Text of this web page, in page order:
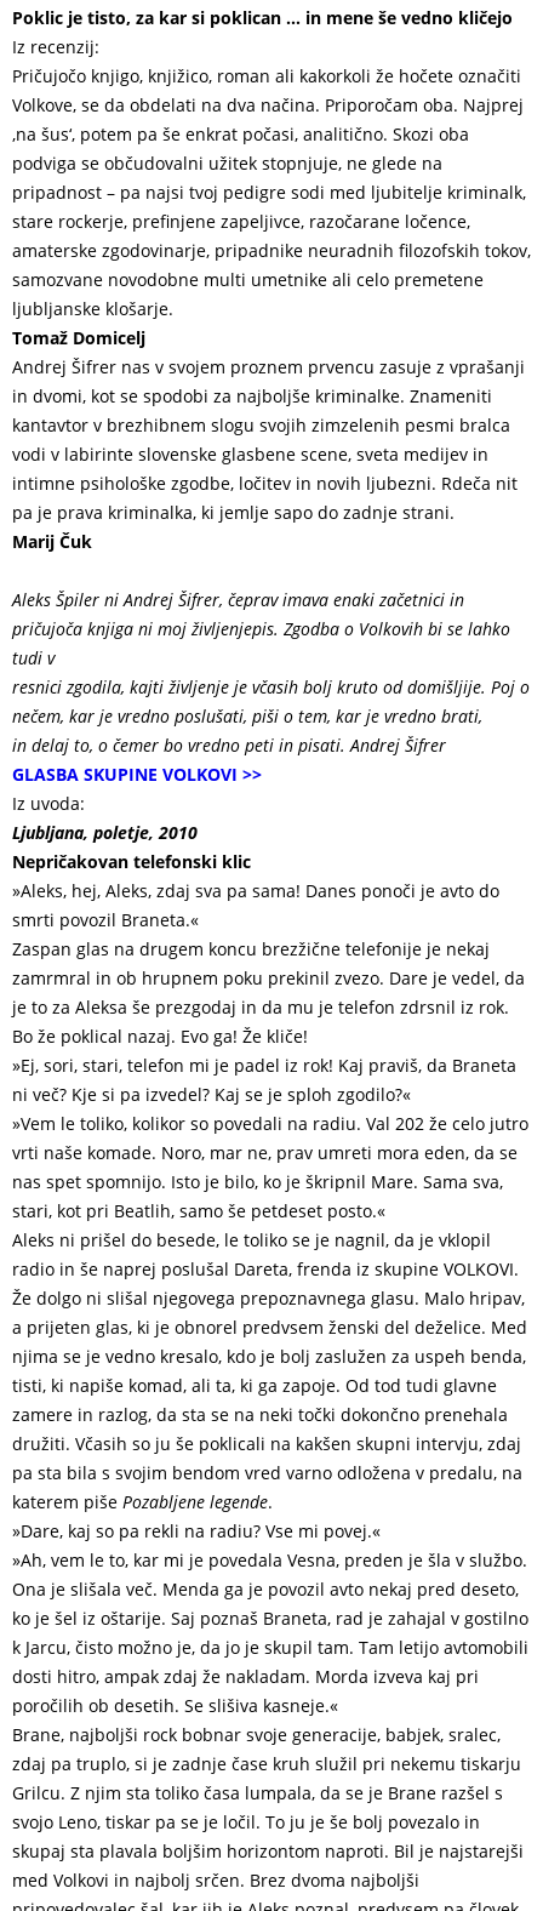
Poklic je tisto, za kar si poklican … in mene še vedno kličejo
Iz recenzij:
Pričujočo knjigo, knjižico, roman ali kakorkoli že hočete označiti
Volkove, se da obdelati na dva načina. Priporočam oba. Najprej
‚na šus‘, potem pa še enkrat počasi, analitično. Skozi oba
podviga se občudovalni užitek stopnjuje, ne glede na
pripadnost – pa najsi tvoj pedigre sodi med ljubitelje kriminalk,
stare rockerje, prefinjene zapeljivce, razočarane ločence,
amaterske zgodovinarje, pripadnike neuradnih filozofskih tokov,
samozvane novodobne multi umetnike ali celo premetene
ljubljanske klošarje.
Tomaž Domicelj
Andrej Šifrer nas v svojem proznem prvencu zasuje z vprašanji
in dvomi, kot se spodobi za najboljše kriminalke. Znameniti
kantavtor v brezhibnem slogu svojih zimzelenih pesmi bralca
vodi v labirinte slovenske glasbene scene, sveta medijev in
intimne psihološke zgodbe, ločitev in novih ljubezni. Rdeča nit
pa je prava kriminalka, ki jemlje sapo do zadnje strani.
Marij Čuk
Aleks Špiler ni Andrej Šifrer, čeprav imava enaki začetnici in
pričujoča knjiga ni moj življenjepis. Zgodba o Volkovih bi se lahko
tudi v
resnici zgodila, kajti življenje je včasih bolj kruto od domišljije. Poj o
nečem, kar je vredno poslušati, piši o tem, kar je vredno brati,
in delaj to, o čemer bo vredno peti in pisati. Andrej Šifrer
GLASBA SKUPINE VOLKOVI >>
Iz uvoda:
Ljubljana, poletje, 2010
Nepričakovan telefonski klic
»Aleks, hej, Aleks, zdaj sva pa sama! Danes ponoči je avto do
smrti povozil Braneta.«
Zaspan glas na drugem koncu brezžične telefonije je nekaj
zamrmral in ob hrupnem poku prekinil zvezo. Dare je vedel, da
je to za Aleksa še prezgodaj in da mu je telefon zdrsnil iz rok.
Bo že poklical nazaj. Evo ga! Že kliče!
»Ej, sori, stari, telefon mi je padel iz rok! Kaj praviš, da Braneta
ni več? Kje si pa izvedel? Kaj se je sploh zgodilo?«
»Vem le toliko, kolikor so povedali na radiu. Val 202 že celo jutro
vrti naše komade. Noro, mar ne, prav umreti mora eden, da se
nas spet spomnijo. Isto je bilo, ko je škripnil Mare. Sama sva,
stari, kot pri Beatlih, samo še petdeset posto.«
Aleks ni prišel do besede, le toliko se je nagnil, da je vklopil
radio in še naprej poslušal Dareta, frenda iz skupine VOLKOVI.
Že dolgo ni slišal njegovega prepoznavnega glasu. Malo hripav,
a prijeten glas, ki je obnorel predvsem ženski del deželice. Med
njima se je vedno kresalo, kdo je bolj zaslužen za uspeh benda,
tisti, ki napiše komad, ali ta, ki ga zapoje. Od tod tudi glavne
zamere in razlog, da sta se na neki točki dokončno prenehala
družiti. Včasih so ju še poklicali na kakšen skupni intervju, zdaj
pa sta bila s svojim bendom vred varno odložena v predalu, na
katerem piše Pozabljene legende.
»Dare, kaj so pa rekli na radiu? Vse mi povej.«
»Ah, vem le to, kar mi je povedala Vesna, preden je šla v službo.
Ona je slišala več. Menda ga je povozil avto nekaj pred deseto,
ko je šel iz oštarije. Saj poznaš Braneta, rad je zahajal v gostilno
k Jarcu, čisto možno je, da jo je skupil tam. Tam letijo avtomobili
dosti hitro, ampak zdaj že nakladam. Morda izveva kaj pri
poročilih ob desetih. Se slišiva kasneje.«
Brane, najboljši rock bobnar svoje generacije, babjek, sralec,
zdaj pa truplo, si je zadnje čase kruh služil pri nekemu tiskarju
Grilcu. Z njim sta toliko časa lumpala, da se je Brane razšel s
svojo Leno, tiskar pa se je ločil. To ju je še bolj povezalo in
skupaj sta plavala boljšim horizontom naproti. Bil je najstarejši
med Volkovi in najbolj srčen. Brez dvoma najboljši